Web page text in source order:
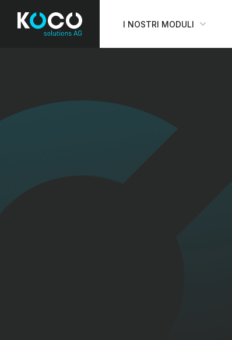
I NOSTRI MODULI